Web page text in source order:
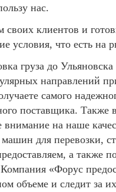
нас.
клиентов и
условия, что есть на
груза до
направлений
самого
поставщика. Также
внимание на наше
машин для перевозки,
а также
«Форус
объеме и следит за